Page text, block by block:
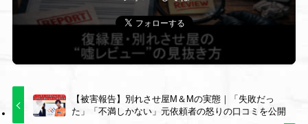
【被害報告】別れさせ屋M＆Mの実態｜「失敗だっ
た」「不満しかない」元依頼者の怒りの口コミを公開